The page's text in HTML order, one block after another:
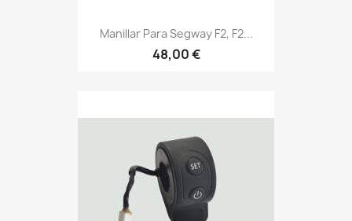
Manillar Para Segway F2, F2...
48,00 €